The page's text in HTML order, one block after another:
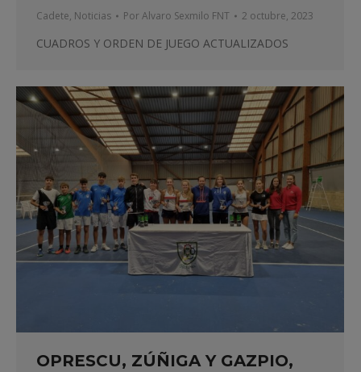
Cadete, Noticias PorAlvaro Sexmilo FNT 2 octubre, 2023
CUADROS Y ORDEN DE JUEGO ACTUALIZADOS
OPRESCU, ZÚÑIGA Y GAZPIO,